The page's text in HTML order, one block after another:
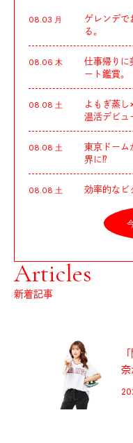
08.03 月
ゲレンデで
る。
08.06 木
仕事帰りに
ート鑑賞。
08.08 土
よもぎ蒸
温活デビュ
08.08 土
東京ドーム
界に⁉︎
08.08 土 効率的なビ
Articles
新着記事
奈